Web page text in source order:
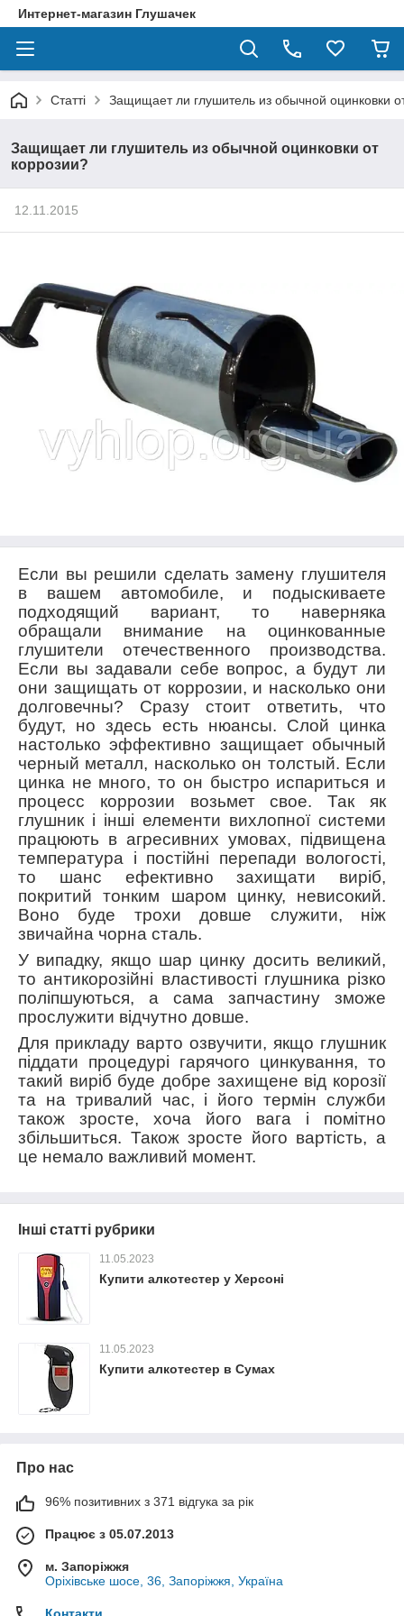
Интернет-магазин Глушачек
Статті Защищает ли глушитель из обычной оцинковки
Защищает ли глушитель из обычной оцинковки от
коррозии?
12.11.2015
Если вы решили сделать замену глушителя
в вашем автомобиле, и подыскиваете
подходящий вариант, то наверняка
обращали внимание на оцинкованные
глушители отечественного производства.
Если вы задавали себе вопрос, а будут ли
они защищать от коррозии, и насколько они
долговечны? Сразу стоит ответить, что
будут, но здесь есть нюансы. Слой цинка
настолько эффективно защищает обычный
черный металл, насколько он толстый. Если
цинка не много, то он быстро испариться и
процесс коррозии возьмет свое. Так як
глушник і інші елементи вихлопної системи
працюють в агресивних умовах, підвищена
температура і постійні перепади вологості,
то шанс ефективно захищати виріб,
покритий тонким шаром цинку, невисокий.
Воно буде трохи довше служити, ніж
звичайна чорна сталь.
У випадку, якщо шар цинку досить великий,
то антикорозійні властивості глушника різко
поліпшуються, а сама запчастину зможе
прослужити відчутно довше.
Для прикладу варто озвучити, якщо глушник
піддати процедурі гарячого цинкування, то
такий виріб буде добре захищене від корозії
та на тривалий час, і його термін служби
також зросте, хоча його вага і помітно
збільшиться. Також зросте його вартість, а
це немало важливий момент.
Інші статті рубрики
11.05.2023
Купити алкотестер у Херсоні
11.05.2023
Купити алкотестер в Сумах
Про нас
96% позитивних з 371 відгука за рік
Працює з 05.07.2013
м. Запоріжжя
Оріхівське шосе, 36, Запоріжжя, Україна